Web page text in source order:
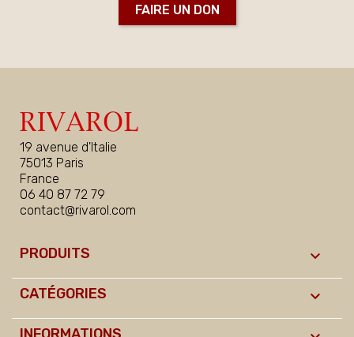
FAIRE UN DON
19 avenue d'Italie
75013 Paris
France
06 40 87 72 79
contact@rivarol.com
PRODUITS 
CATÉGORIES 